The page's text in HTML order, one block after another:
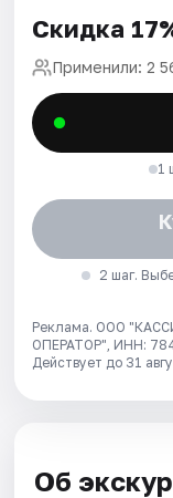
Скидка
Применили: 2
1
2 шаг.
Реклама. ООО
ОПЕРАТОР", ИНН:
Действует до 31
Об